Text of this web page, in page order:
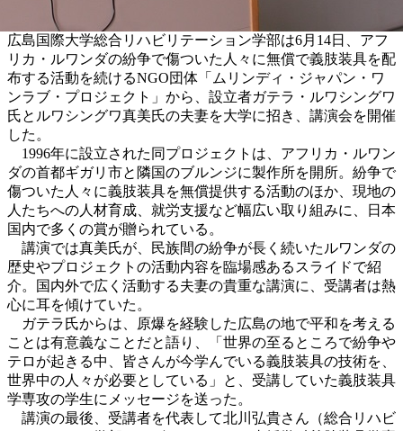
広島国際大学総合リハビリテーション学部は6月14日、アフ
リカ・ルワンダの紛争で傷ついた人々に無償で義肢装具を配
布する活動を続けるNGO団体「ムリンディ・ジャパン・ワ
ンラブ・プロジェクト」から、設立者ガテラ・ルワシングワ
氏とルワシングワ真美氏の夫妻を大学に招き、講演会を開催
した。
1996年に設立された同プロジェクトは、アフリカ・ルワン
ダの首都ギガリ市と隣国のブルンジに製作所を開所。紛争で
傷ついた人々に義肢装具を無償提供する活動のほか、現地の
人たちへの人材育成、就労支援など幅広い取り組みに、日本
国内で多くの賞が贈られている。
講演では真美氏が、民族間の紛争が長く続いたルワンダの
歴史やプロジェクトの活動内容を臨場感あるスライドで紹
介。国内外で広く活動する夫妻の貴重な講演に、受講者は熱
心に耳を傾けていた。
ガテラ氏からは、原爆を経験した広島の地で平和を考える
ことは有意義なことだと語り、「世界の至るところで紛争や
テロが起きる中、皆さんが今学んでいる義肢装具の技術を、
世界中の人々が必要としている」と、受講していた義肢装具
学専攻の学生にメッセージを送った。
講演の最後、受講者を代表して北川弘貴さん（総合リハビ